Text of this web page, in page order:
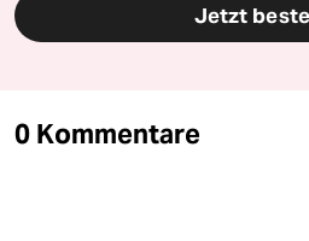
Jetzt
0 Kommentare